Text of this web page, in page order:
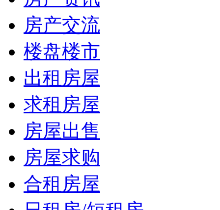
房产交流
楼盘楼市
出租房屋
求租房屋
房屋出售
房屋求购
合租房屋